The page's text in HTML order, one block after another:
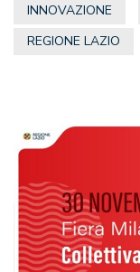
INNOVAZIONE
REGIONE LAZIO